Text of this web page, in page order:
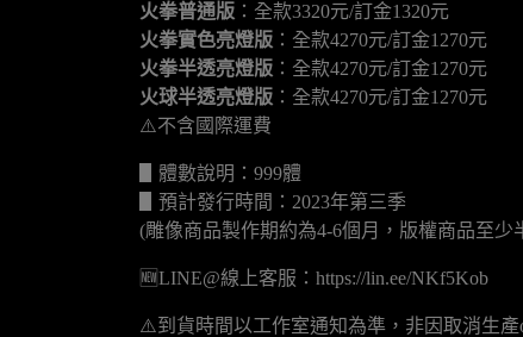
火拳普通版 ：全款3320元/訂金1320元
火拳實色亮燈版 ：全款4270元/訂金1270元
火拳半透亮燈版 ：全款4270元/訂金1270元
火球半透亮燈版 ：全款4270元/訂金1270元
⚠️不含國際運費
▋體數說明：999體
▋預計發行時間：2023年第三季
(雕像商品製作期約為4-6個月，版權商品至少
🆕LINE@線上客服：https://lin.ee/NKf5Kob
⚠️到貨時間以工作室通知為準，非因取消生產